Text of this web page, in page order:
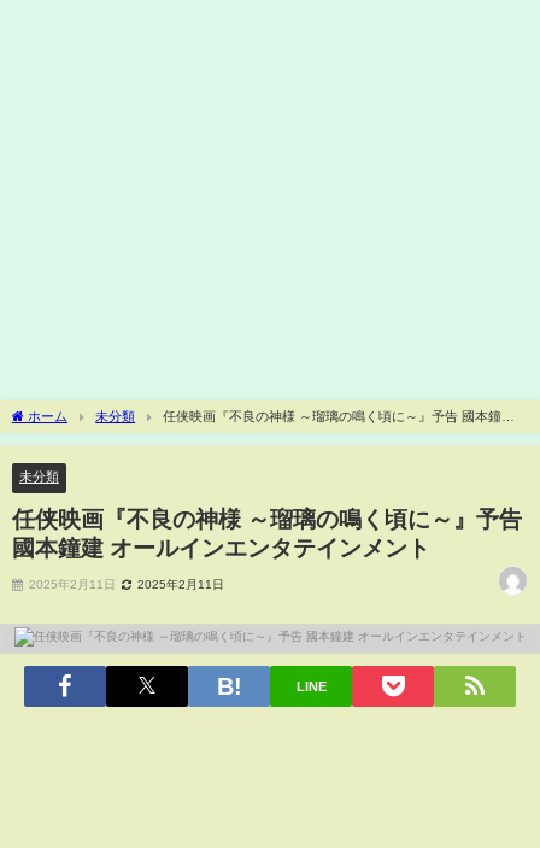
ホーム 未分類
任侠映画『不良の神様 ～瑠璃の鳴く頃に～』予告 國本鐘建
オールインエンタテインメント
未分類
任侠映画『不良の神様 ～瑠璃の鳴く頃に～』予告
國本鐘建 オールインエンタテインメント
2025年2月11日 2025年2月11日
LINE